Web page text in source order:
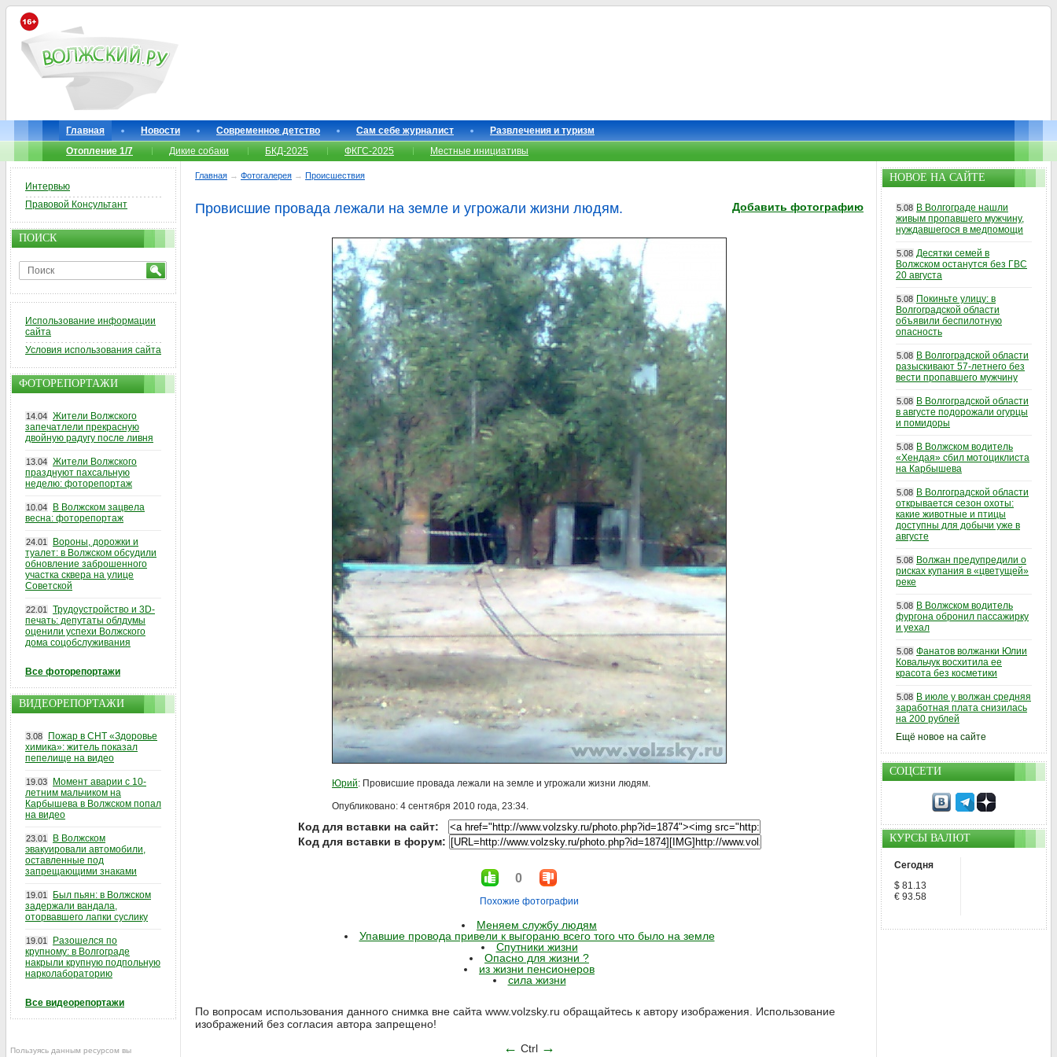
Главная Новости Современное детство Сам себе журналист
Развлечения и туризм
Отопление 1/7
Дикие собаки БКД-2025 ФКГС-2025 Местные инициативы
Главная → Фотогалерея → Происшествия
Добавить фотографию
Провисшие провада лежали на земле и угрожали жизни людям.
Юрий: Провисшие провада лежали на земле и угрожали жизни людям.
Опубликовано: 4 сентября 2010 года, 23:34.
Код для вставки на сайт:
Код для вставки в форум:
0
Похожие фотографии
Меняем службу людям
Упавшие провода привели к выгораню всего того что было на земле
Спутники жизни
Опасно для жизни ?
из жизни пенсионеров
сила жизни
По вопросам использования данного снимка вне сайта www.volzsky.ru обращайтесь к автору изображения. Использование
изображений без согласия автора запрещено!
← Ctrl →
Интервью
Правовой Консультант
ПОИСК
Использование информации
сайта
Условия использования сайта
ФОТОРЕПОРТАЖИ
14.04 Жители Волжского
запечатлели прекрасную
двойную радугу после ливня
13.04 Жители Волжского
празднуют пахсальную
неделю: фоторепортаж
10.04
В Волжском зацвела
весна: фоторепортаж
24.01
Вороны, дорожки и
туалет: в Волжском обсудили
обновление заброшенного
участка сквера на улице
Советской
22.01
Трудоустройство и 3D-
печать: депутаты облдумы
оценили успехи Волжского
дома соцобслуживания
Все фоторепортажи
ВИДЕОРЕПОРТАЖИ
3.08
Пожар в СНТ «Здоровье
химика»: житель показал
пепелище на видео
19.03
Момент аварии с 10-
летним мальчиком на
Карбышева в Волжском попал
на видео
23.01
В Волжском
эвакуировали автомобили,
оставленные под
запрещающими знаками
19.01
Был пьян: в Волжском
задержали вандала,
оторвавшего лапки суслику
19.01
Разошелся по
крупному: в Волгограде
накрыли крупную подпольную
нарколабораторию
Все видеорепортажи
Пользуясь данным ресурсом вы
НОВОЕ НА САЙТЕ
5.08 В Волгограде нашли
живым пропавшего мужчину,
нуждавшегося в медпомощи
5.08 Десятки семей в
Волжском останутся без ГВС
20 августа
5.08 Покиньте улицу: в
Волгоградской области
объявили беспилотную
опасность
5.08 В Волгоградской области
разыскивают 57-летнего без
вести пропавшего мужчину
5.08 В Волгоградской области
в августе подорожали огурцы
и помидоры
5.08 В Волжском водитель
«Хендая» сбил мотоциклиста
на Карбышева
5.08 В Волгоградской области
открывается сезон охоты:
какие животные и птицы
доступны для добычи уже в
августе
5.08 Волжан предупредили о
рисках купания в «цветущей»
реке
5.08 В Волжском водитель
фургона обронил пассажирку
и уехал
5.08 Фанатов волжанки Юлии
Ковальчук восхитила ее
красота без косметики
5.08 В июле у волжан средняя
заработная плата снизилась
на 200 рублей
Ещё новое на сайте
СОЦСЕТИ
КУРСЫ ВАЛЮТ
Сегодня
$ 81.13
€ 93.58